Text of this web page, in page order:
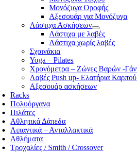
Μονόζυγα Οροφής
Αξεσουάρ για Μονόζυγα
Λάστιχα Ασκήσεων
Λάστιχα με λαβές
Λάστιχα χωρίς λαβές
Σχοινάκια
Yoga – Pilates
Χρονόμετρα – Ζώνες Βαρών -
Λαβές Push up- Ελατήρια Καρπού
Αξεσουάρ ασκήσεων
Racks
Πολυόργανα
Πιλάτες
Αθλητικά Δάπεδα
Λιπαντικά – Ανταλλακτικά
Αθλήματα
Τροχαλίες / Smith / Crossover